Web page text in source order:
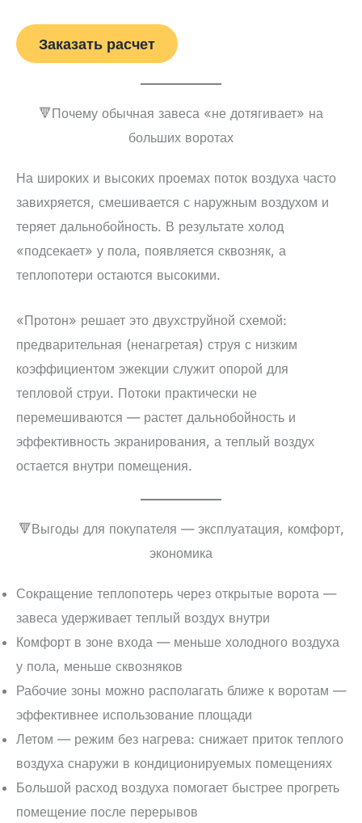
Заказать расчет
🔻Почему обычная завеса «не дотягивает» на
больших воротах
На широких и высоких проемах поток воздуха часто
завихряется, смешивается с наружным воздухом и
теряет дальнобойность. В результате холод
«подсекает» у пола, появляется сквозняк, а
теплопотери остаются высокими.
«Протон» решает это двухструйной схемой:
предварительная (ненагретая) струя с низким
коэффициентом эжекции служит опорой для
тепловой струи. Потоки практически не
перемешиваются — растет дальнобойность и
эффективность экранирования, а теплый воздух
остается внутри помещения.
🔻Выгоды для покупателя — эксплуатация, комфорт,
экономика
Сокращение теплопотерь через открытые ворота —
завеса удерживает теплый воздух внутри
Комфорт в зоне входа — меньше холодного воздуха
у пола, меньше сквозняков
Рабочие зоны можно располагать ближе к воротам —
эффективнее использование площади
Летом — режим без нагрева: снижает приток теплого
воздуха снаружи в кондиционируемых помещениях
Большой расход воздуха помогает быстрее прогреть
помещение после перерывов